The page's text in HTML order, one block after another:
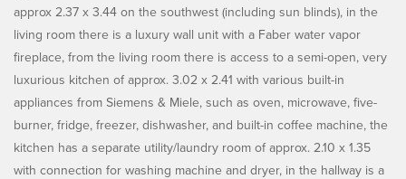
approx 2.37 x 3.44 on the southwest (including sun blinds), in the
living room there is a luxury wall unit with a Faber water vapor
fireplace, from the living room there is access to a semi-open, very
luxurious kitchen of approx. 3.02 x 2.41 with various built-in
appliances from Siemens & Miele, such as oven, microwave, five-
burner, fridge, freezer, dishwasher, and built-in coffee machine, the
kitchen has a separate utility/laundry room of approx. 2.10 x 1.35
with connection for washing machine and dryer, in the hallway is a